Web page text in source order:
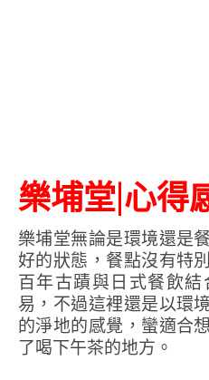
樂埔堂|心得
樂埔堂無論是環境還是
好的狀態，餐點沒有特
百年古蹟與日式餐飲
易，不過這裡還是以環
的淨地的感覺，蠻適合
了喝下午茶的地方。